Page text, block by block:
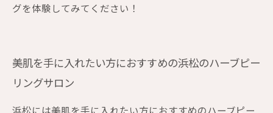
グを体験してみてください！
美肌を手に入れたい方におすすめの浜松のハーブピー
リングサロン